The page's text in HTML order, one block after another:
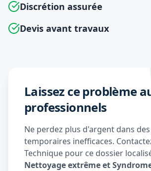
Discrétion assurée
Devis avant travaux
Laissez ce problème
professionnels
Ne perdez plus d'argent dans
temporaires inefficaces.
Technique pour ce dossier
Nettoyage extrême et